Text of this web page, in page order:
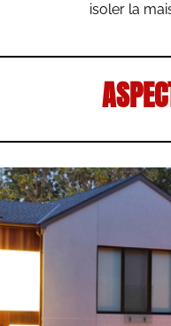
isoler la